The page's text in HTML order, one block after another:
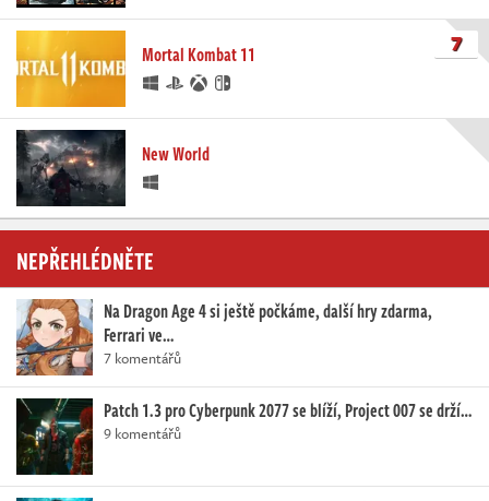
Mortal Kombat 11 7
New World
NEPŘEHLÉDNĚTE
Na Dragon Age 4 si ještě počkáme, další hry zdarma,
Ferrari ve…
7 komentářů
Patch 1.3 pro Cyberpunk 2077 se blíží, Project 007 se drží…
9 komentářů